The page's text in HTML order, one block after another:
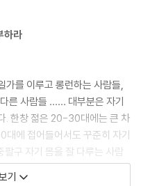
는 것은 자신을 위한 일인 동시
다. 하지만 몸을 돌보지 않으면
많다. 비만으로 죽는 사람보다
하라
가를 이루고 롱런하는 사람들,
른 사람들 …… 대부분은 자기
. 한창 젊은 20-30대에는 큰 차
에 접어들어서도 꾸준히 자기
구 자기 몸을 잘 다루는 사람
기